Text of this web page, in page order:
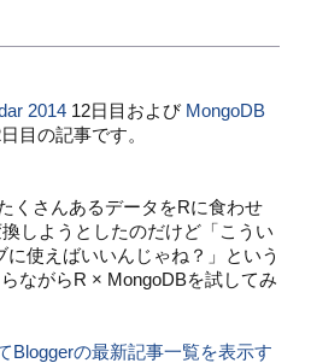
2014 12日目および MongoDB
目の記事です。
くさんあるデータをRに食わせ
しようとしたのだけど「こうい
に使えばいいんじゃね？」という
ながらR × MongoDBを試してみ
Bloggerの最新記事一覧を表示す